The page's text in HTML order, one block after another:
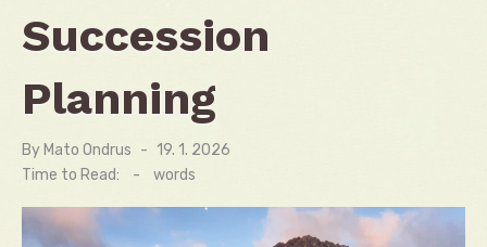
Succession
Planning
By Mato Ondrus
Posted
on
19. 1. 2026
Time to Read:
- words